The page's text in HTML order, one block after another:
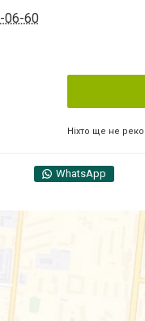
06-60
Ніхто ще не
WhatsApp